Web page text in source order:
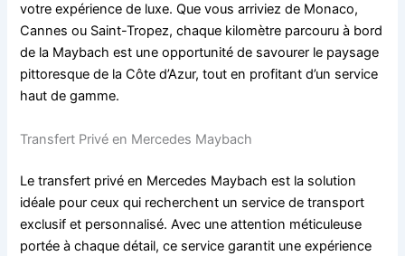
votre expérience de luxe. Que vous arriviez de Monaco,
Cannes ou Saint-Tropez, chaque kilomètre parcouru à bord
de la Maybach est une opportunité de savourer le paysage
pittoresque de la Côte d’Azur, tout en profitant d’un service
haut de gamme.
Transfert Privé en Mercedes Maybach
Le transfert privé en Mercedes Maybach est la solution
idéale pour ceux qui recherchent un service de transport
exclusif et personnalisé. Avec une attention méticuleuse
portée à chaque détail, ce service garantit une expérience